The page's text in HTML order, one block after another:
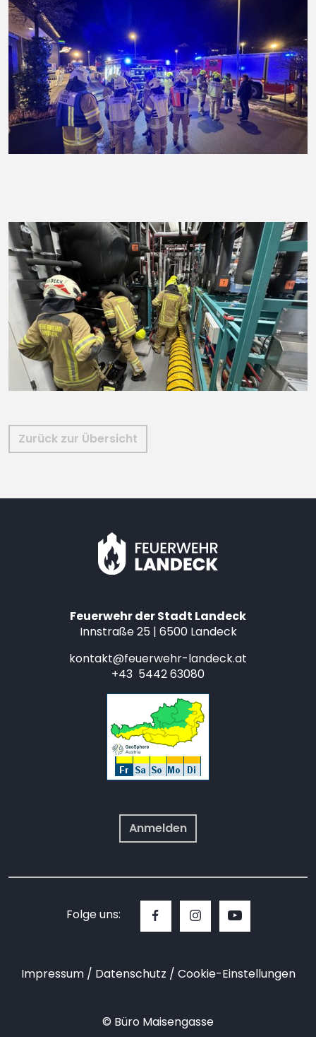
Zurück zur Übersicht
Feuerwehr der Stadt Landeck
Innstraße 25 | 6500 Landeck
kontakt@feuerwehr-landeck.at
+43 5442 63080
Anmelden
Folge uns:
Impressum Datenschutz Cookie-Einstellungen
© Büro Maisengasse